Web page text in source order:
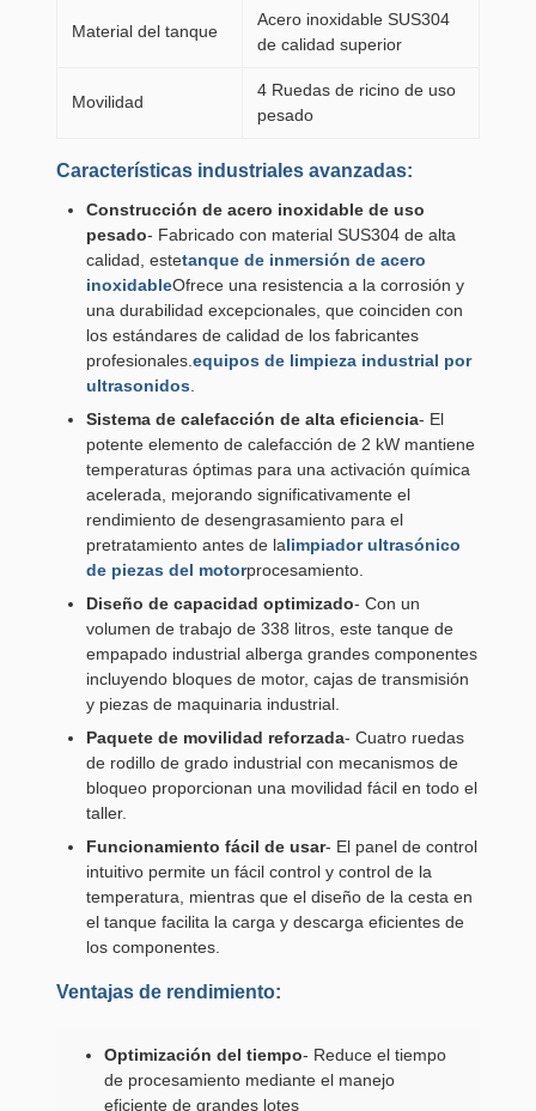
Material del tanque
Acero inoxidable SUS304
de calidad superior
Movilidad
4 Ruedas de ricino de uso
pesado
Características industriales avanzadas:
Construcción de acero inoxidable de uso
pesado- Fabricado con material SUS304 de alta
calidad, estetanque de inmersión de acero
inoxidableOfrece una resistencia a la corrosión y
una durabilidad excepcionales, que coinciden con
los estándares de calidad de los fabricantes
profesionales. equipos de limpieza industrial por
ultrasonidos
Sistema de calefacción de alta eficiencia- El
potente elemento de calefacción de 2 kW mantiene
temperaturas óptimas para una activación química
acelerada, mejorando significativamente el
rendimiento de desengrasamiento para el
pretratamiento antes de lalimpiador ultrasónico
de piezas del motorprocesamiento.
Diseño de capacidad optimizado- Con un
volumen de trabajo de 338 litros, este tanque de
empapado industrial alberga grandes componentes
incluyendo bloques de motor, cajas de transmisión
y piezas de maquinaria industrial.
Paquete de movilidad reforzada- Cuatro ruedas
de rodillo de grado industrial con mecanismos de
bloqueo proporcionan una movilidad fácil en todo el
taller.
Funcionamiento fácil de usar- El panel de control
intuitivo permite un fácil control y control de la
temperatura, mientras que el diseño de la cesta en
el tanque facilita la carga y descarga eficientes de
los componentes.
Ventajas de rendimiento:
Optimización del tiempo- Reduce el tiempo
de procesamiento mediante el manejo
eficiente de grandes lotes